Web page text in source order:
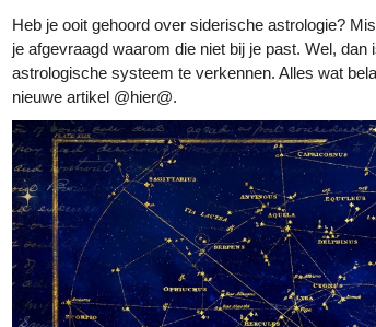
Heb je ooit gehoord over siderische astrologie?
je afgevraagd waarom die niet bij je past. Wel,
astrologische systeem te verkennen. Alles wat
nieuwe artikel @hier@.